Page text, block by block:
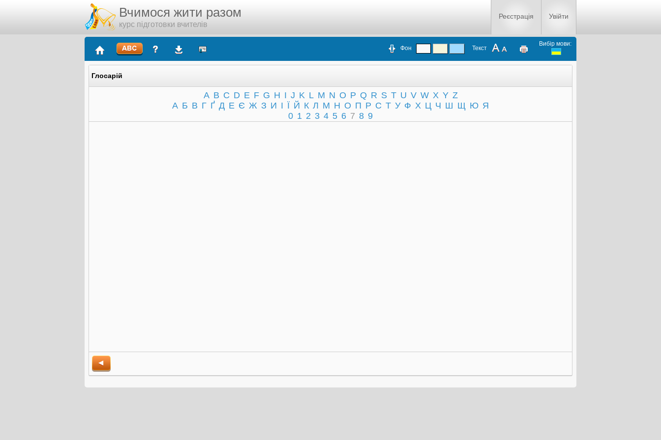
Вчимося жити разом
курс підготовки вчителів
Реєстрація Увійти
Фон Текст
Вибір мови:
Глосарій
A B C D E F G H I J K L M N O P Q R S T U V W X Y Z
А Б В Г Ґ Д Е Є Ж З И І Ї Й К Л М Н О П Р С Т У Ф Х Ц Ч Ш Щ Ю Я
0 1 2 3 4 5 6 7 8 9